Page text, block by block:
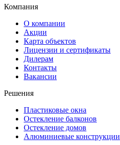
Компания
О компании
Акции
Карта объектов
Лицензии и сертификаты
Дилерам
Контакты
Вакансии
Решения
Пластиковые окна
Остекление балконов
Остекление домов
Алюминиевые конструкции